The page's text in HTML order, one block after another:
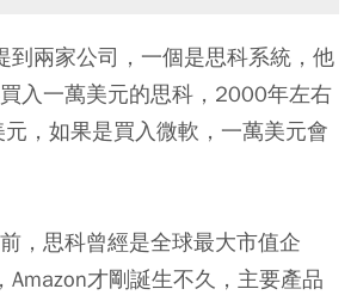
到兩家公司，一個是思科系統，他
入一萬美元的思科，2000年左右
，如果是買入微軟，一萬美元會
，思科曾經是全球最大市值企
Amazon才剛誕生不久，主要產品